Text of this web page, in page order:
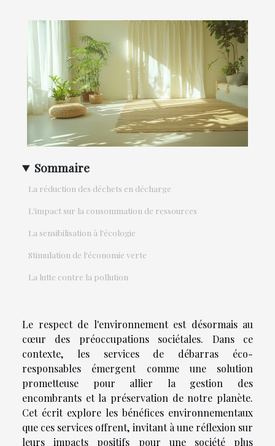
Sommaire
La réduction des déchets en décharge
L'impact sur la consommation de ressources
La sensibilisation à l'écologie
Stimulation de l'économie verte
La lutte contre la pollution
Le respect de l'environnement est désormais au
cœur des préoccupations sociétales. Dans ce
contexte, les services de débarras éco-
responsables émergent comme une solution
prometteuse pour allier la gestion des
encombrants et la préservation de notre planète.
Cet écrit explore les bénéfices environnementaux
que ces services offrent, invitant à une réflexion sur
leurs impacts positifs pour une société plus